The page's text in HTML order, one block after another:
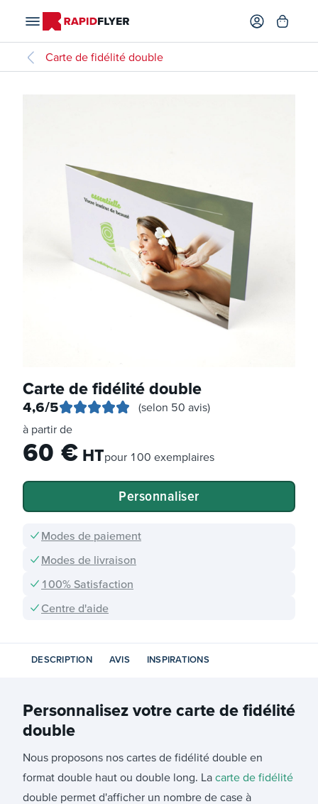
Carte de fidélité double
DESCRIPTION AVIS INSPIRATIONS
Carte de fidélité double
4,6/5
(selon 50 avis)
à partir de
60 €HTpour 100 exemplaires
Personnaliser
Modes de paiement
Modes de livraison
100% Satisfaction
Centre d'aide
Personnalisez votre carte de fidélité
double
Nous proposons nos cartes de fidélité double en
format double haut ou double long. La carte de fidélité
double permet d'afficher un nombre de case à